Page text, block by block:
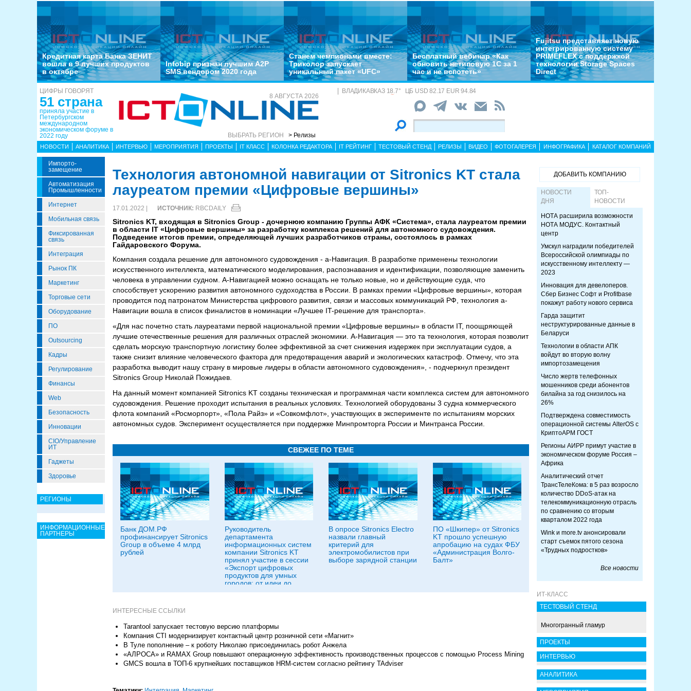
Кредитная карта Банка ЗЕНИТ
вошла в 9 лучших продуктов
в октябре
Infobip признан лучшим A2P
SMS вендором 2020 года
Станем чемпионами вместе:
Триколор запускает
уникальный пакет «UFC»
Бесплатный вебинар «Как
обновить нетиповую 1С за 1
час и не вспотеть»
Fujitsu представляет новую
интегрированную систему
PRIMEFLEX с поддержкой
технологии Storage Spaces
Direct
ЦИФРЫ ГОВОРЯТ
51 страна
приняла участие в
Петербургском
международном
экономическом форуме в
2022 году
8 АВГУСТА 2026
ВЫБРАТЬ РЕГИОН > Релизы
ВЛАДИКАВКАЗ 18.7° ЦБ USD 82.17 EUR 94.84
НОВОСТИ АНАЛИТИКА ИНТЕРВЬЮ МЕРОПРИЯТИЯ ПРОЕКТЫ IT КЛАСС КОЛОНКА РЕДАКТОРА IT РЕЙТИНГ ТЕСТОВЫЙ СТЕНД РЕЛИЗЫ ВИДЕО ФОТОГАЛЕРЕЯ ИНФОГРАФИКА КАТАЛОГ КОМПАНИЙ
Импорто­
Замещение
Автоматизация
Промышленности
Интернет
Мобильная связь
Фиксированная
связь
Интеграция
Рынок ПК
Маркетинг
Торговые сети
Оборудование
ПО
Outsourcing
Кадры
Регулирование
Финансы
Web
Безопасность
Инновации
CIO/Управление
ИТ
Гаджеты
Здоровье
РЕГИОНЫ
ИНФОРМАЦИОННЫЕ
ПАРТНЕРЫ
Технология автономной навигации от Sitronics KT стала
лауреатом премии «Цифровые вершины»
17.01.2022 | ИСТОЧНИК: RBCDAILY
Sitronics KT, входящая в Sitronics Group - дочернюю компанию Группы АФК «Система», стала лауреатом премии
в области IT «Цифровые вершины» за разработку комплекса решений для автономного судовождения.
Подведение итогов премии, определяющей лучших разработчиков страны, состоялось в рамках
Гайдаровского Форума.
Компания создала решение для автономного судовождения - а-Навигация. В разработке применены технологии
искусственного интеллекта, математического моделирования, распознавания и идентификации, позволяющие заменить
человека в управлении судном. А-Навигацией можно оснащать не только новые, но и действующие суда, что
способствует ускорению развития автономного судоходства в России. В рамках премии «Цифровые вершины», которая
проводится под патронатом Министерства цифрового развития, связи и массовых коммуникаций РФ, технология а-
Навигации вошла в список финалистов в номинации «Лучшее IT-решение для транспорта».
«Для нас почетно стать лауреатами первой национальной премии «Цифровые вершины» в области IT, поощряющей
лучшие отечественные решения для различных отраслей экономики. А-Навигация — это та технология, которая позволит
сделать морскую транспортную логистику более эффективной за счет снижения издержек при эксплуатации судов, а
также снизит влияние человеческого фактора для предотвращения аварий и экологических катастроф. Отмечу, что эта
разработка выводит нашу страну в мировые лидеры в области автономного судовождения», - подчеркнул президент
Sitronics Group Николай Пожидаев.
На данный момент компанией Sitronics KT созданы техническая и программная части комплекса систем для автономного
судовождения. Решение проходит испытания в реальных условиях. Технологией оборудованы 3 судна коммерческого
флота компаний «Росморпорт», «Пола Райз» и «Совкомфлот», участвующих в эксперименте по испытаниям морских
автономных судов. Эксперимент осуществляется при поддержке Минпромторга России и Минтранса России.
СВЕЖЕЕ ПО ТЕМЕ
Банк ДОМ.РФ
профинансирует Sitronics
Group в объеме 4 млрд
рублей
Руководитель
департамента
информационных систем
компании Sitronics KT
принял участие в сессии
«Экспорт цифровых
продуктов для умных
городов: от идеи до
выхода на глобальный
В опросе Sitronics Electro
назвали главный
критерий для
электромобилистов при
выборе зарядной станции
ПО «Шкипер» от Sitronics
KT прошло успешную
апробацию на судах ФБУ
«Администрация Волго-
Балт»
ИНТЕРЕСНЫЕ ССЫЛКИ
Tarantool запускает тестовую версию платформы
Компания CTI модернизирует контактный центр розничной сети «Магнит»
В Туле пополнение – к роботу Николаю присоединилась робот Анжела
«АЛРОСА» и RAMAX Group повышают операционную эффективность производственных процессов с помощью Process Mining
GMCS вошла в ТОП-6 крупнейших поставщиков HRM-систем согласно рейтингу TAdviser
ДОБАВИТЬ КОМПАНИЮ
НОВОСТИ
ДНЯ
ТОП-
НОВОСТИ
НОТА расширила возможности
НОТА МОДУС. Контактный
центр
Умскул наградили победителей
Всероссийской олимпиады по
искусственному интеллекту —
2023
Инновация для девелоперов.
Сбер Бизнес Софт и Profitbase
покажут работу нового сервиса
Гарда защитит
неструктурированные данные в
Беларуси
Технологии в области АПК
войдут во вторую волну
импортозамещения
Число жертв телефонных
мошенников среди абонентов
билайна за год снизилось на
26%
Подтверждена совместимость
операционной системы AlterOS с
КриптоАРМ ГОСТ
Регионы АИРР примут участие в
экономическом форуме Россия –
Африка
Аналитический отчет
ТрансТелеКома: в 5 раз возросло
количество DDoS-атак на
телекоммуникационную отрасль
по сравнению со вторым
кварталом 2022 года
Wink и more.tv анонсировали
старт съемок пятого сезона
«Трудных подростков»
Все новости
ИТ-КЛАСС
ТЕСТОВЫЙ СТЕНД
Многогранный гламур
ПРОЕКТЫ
ИНТЕРВЬЮ
АНАЛИТИКА